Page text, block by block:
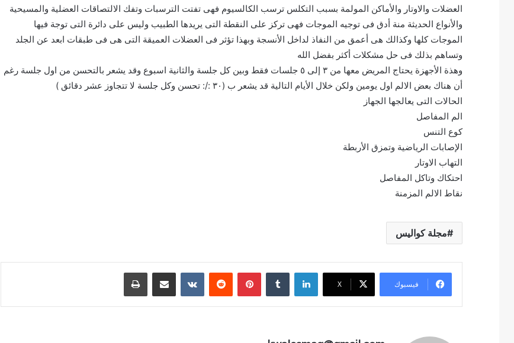
العضلات والاوتار والأماكن المولمة بسبب التكلس ترسب الكالسيوم فهى تفتت الترسبات وتفك الالتصاقات العضلية والمسيحية
والأنواع الحديثة منة أدق فى توجيه الموجات فهى تركز على النقطة التى يريدها الطبيب وليس على دائرة التى توجة فيها
الموجات كلها وكذالك هى أعمق من النفاذ لداخل الأنسجة وبهذا تؤثر فى العضلات العميقة التى هى فى طبقات ابعد عن الجلد
وتساهم بذلك فى حل مشكلات أكثر بفضل الله
وهذة الأجهزة يحتاج المريض معها من ٣ إلى ٥ جلسات فقط وبين كل جلسة والثانية اسبوع وقد يشعر بالتحسن من اول جلسة رغم
أن هناك بعض الالم اول يومين ولكن خلال الأيام التالية قد يشعر ب (٣٠ :/: تحسن وكل جلسة لا تتجاوز عشر دقائق )
الحالات التى يعالجها الجهاز
الم المفاصل
كوع التنس
الإصابات الرياضية وتمزق الأربطة
التهاب الاوتار
احتكاك وتاكل المفاصل
نقاط الالم المزمنة
مجلة كواليس
فيسبوك ‫X
لينكدإن بينتيريست مشاركة عبر البريد طباعة